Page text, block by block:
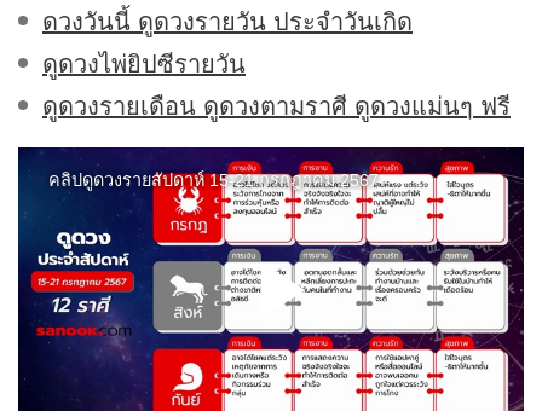
ดวงวันนี้ ดูดวงรายวัน ประจำวันเกิด
ดูดวงไพ่ยิปซีรายวัน
ดูดวงรายเดือน ดูดวงตามราศี ดูดวงแม่นๆ ฟรี